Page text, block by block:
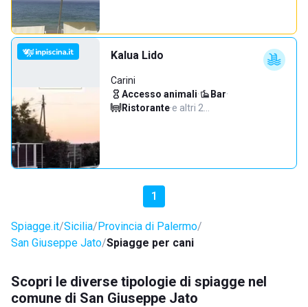
Kalua Lido
Carini
Accesso animali· Bar·
Ristorante·e altri 2…
1
Spiagge.it Sicilia Provincia di Palermo
San Giuseppe Jato Spiagge per cani
Scopri le diverse tipologie di spiagge nel
comune di San Giuseppe Jato